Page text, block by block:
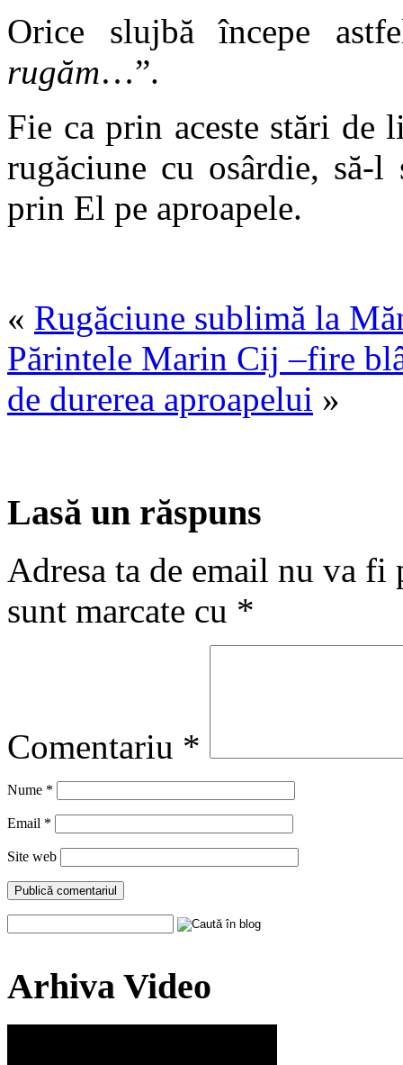
Orice slujbă începe
rugăm…”.
Fie ca prin aceste stări de
rugăciune cu osârdie, să-
prin El pe aproapele.
« Rugăciune sublimă la
Părintele Marin Cij –fire
de durerea aproapelui »
Lasă un răspuns
Adresa ta de email nu va fi
sunt marcate cu *
Comentariu *
Nume *
Email *
Site web
Arhiva Video